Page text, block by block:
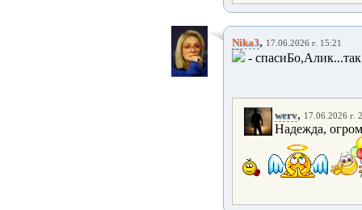
Nika3, 17.06.2026 г. 15:21
-
werv, 17.06.2026 г.
Надежда,